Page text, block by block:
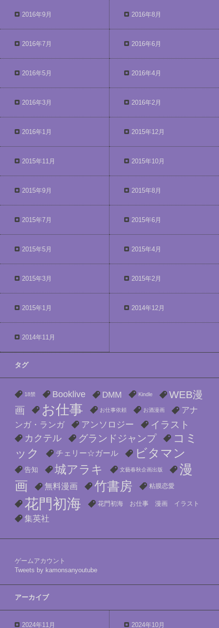
2016年9月 2016年8月
2016年7月 2016年6月
2016年5月 2016年4月
2016年3月 2016年2月
2016年1月 2015年12月
2015年11月 2015年10月
2015年9月 2015年8月
2015年7月 2015年6月
2015年5月 2015年4月
2015年3月 2015年2月
2015年1月 2014年12月
2014年11月
タグ
18禁 Booklive DMM Kindle
WEB漫
画
お仕事 お仕事依頼 お酒漫画
アナ
ンガ・ランガ
アンソロジー イラスト
カクテル グランドジャンプ
コミ
ック
チェリー☆ガール ビタマン
告知 城アラキ 文藝春秋企画出版
漫
画
無料漫画 竹書房 粘膜恋愛
花門初海 花門初海 お仕事 漫画 イラスト
集英社
ゲームアカウント
Tweets by kamonsanyoutube
アーカイブ
2024年11月 2024年10月